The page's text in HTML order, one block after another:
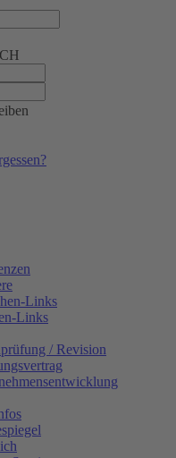
Links
Links
/ Revision